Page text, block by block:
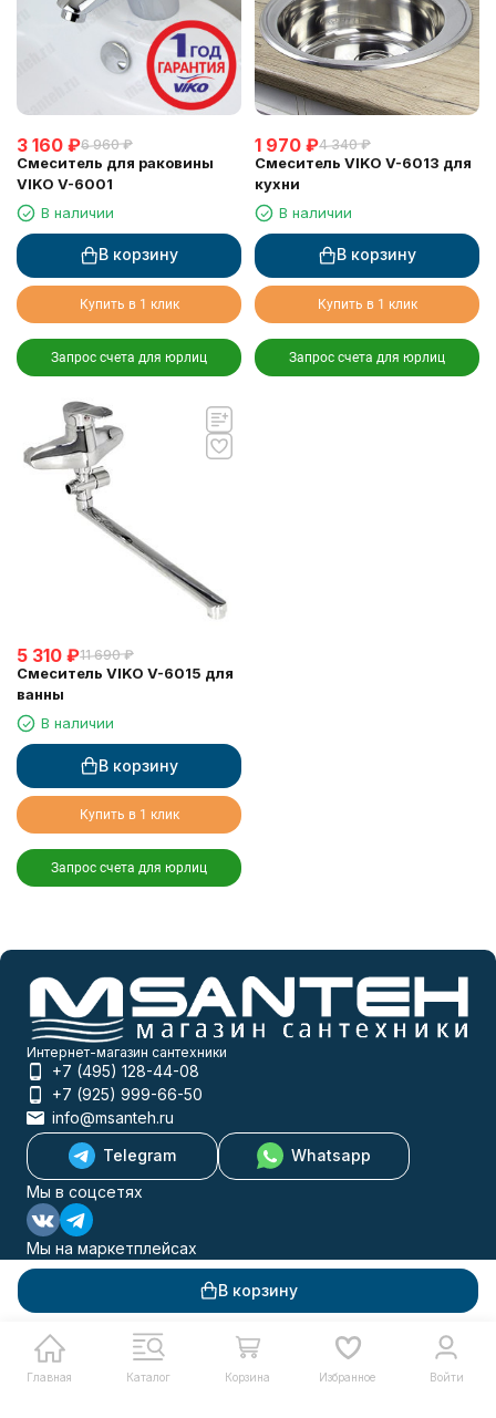
В корзину
3 160 ₽6 960 ₽
Смеситель для раковины
VIKO V-6001
В наличии
В корзину
Купить в 1 клик
Запрос счета для юрлиц
1 970 ₽4 340 ₽
Смеситель VIKO V-6013 для
кухни
В наличии
В корзину
Купить в 1 клик
Запрос счета для юрлиц
5 310 ₽11 690 ₽
Смеситель VIKO V-6015 для
ванны
В наличии
В корзину
Купить в 1 клик
Запрос счета для юрлиц
Главная Каталог Корзина Избранное Войти
Интернет-магазин сантехники
+7 (495) 128-44-08
+7 (925) 999-66-50
info@msanteh.ru
Telegram
Whatsapp
Мы в соцсетях
Мы на маркетплейсах
Каталог товаров
Помощь